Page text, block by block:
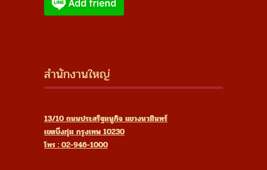
สำนักงานใหญ่
13/10 ถนนประสริฐมนูกิจ แขวงนวมินทร์
เขตบึงกุ่ม กรุงเทพ 10230
โทร : 02-946-1000